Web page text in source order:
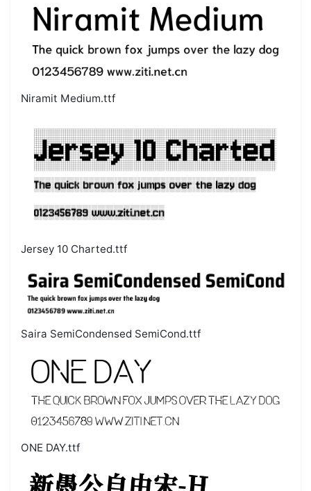
Niramit Medium.ttf
Jersey 10 Charted.ttf
Saira SemiCondensed SemiCond.ttf
ONE DAY.ttf